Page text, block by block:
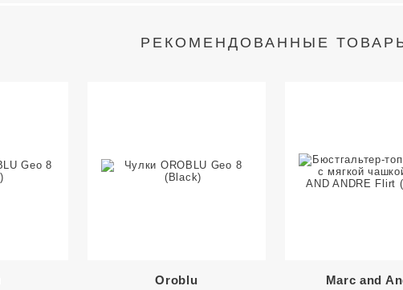
РЕКОМЕНДОВАННЫЕ
Oroblu Marc and